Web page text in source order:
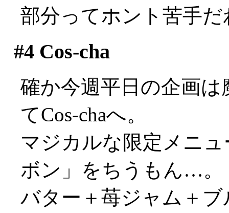
部分ってホント苦手だ
#4Cos-cha
確か今週平日の企画
てCos-chaへ。
マジカルな限定メニ
ボン」をちうもん…。
バター＋苺ジャム＋